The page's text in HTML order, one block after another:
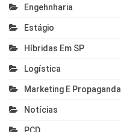
Engehnharia
Estágio
Híbridas Em SP
Logística
Marketing E Propaganda
Notícias